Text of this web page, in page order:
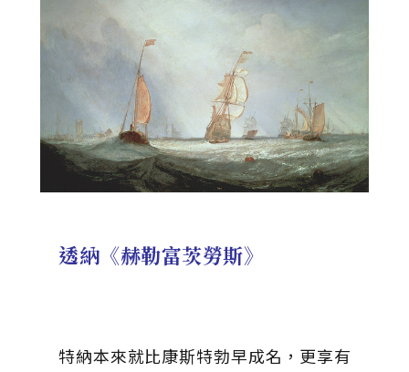
透納《赫勒富茨勞斯》
特納本來就比康斯特勃早成名，更享有